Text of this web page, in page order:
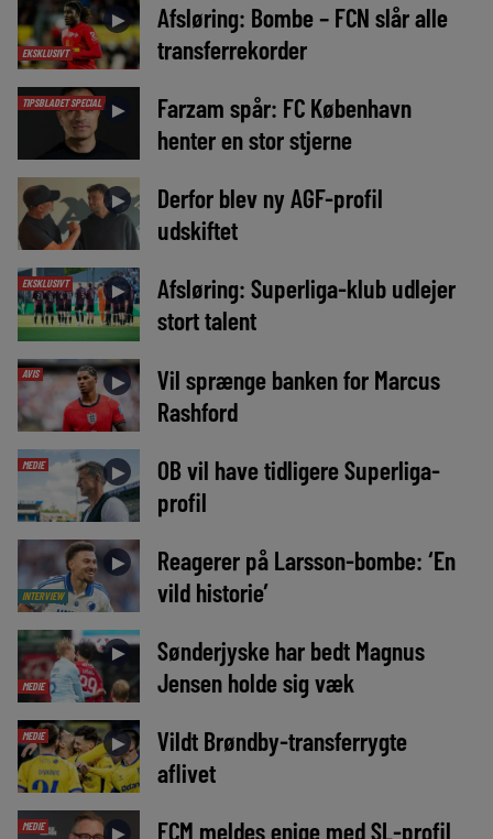
EKSKLUSIVT
►
Afsløring: Bombe – FCN slår alle
transferrekorder
TIPSBLADET SPECIAL ►
Farzam spår: FC København
henter en stor stjerne
►
Derfor blev ny AGF-profil
udskiftet
EKSKLUSIVT ►
Afsløring: Superliga-klub udlejer
stort talent
AVIS ►
Vil sprænge banken for Marcus
Rashford
MEDIE ►
OB vil have tidligere Superliga-
profil
INTERVIEW
►
Reagerer på Larsson-bombe: ‘En
vild historie’
MEDIE
►
Sønderjyske har bedt Magnus
Jensen holde sig væk
MEDIE ►
Vildt Brøndby-transferrygte
aflivet
MEDIE ►
FCM meldes enige med SL-profil